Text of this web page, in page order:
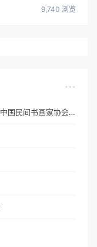
9,740 浏览
黄介艺-中国国画院副院长，中国民间书画家协会副主席